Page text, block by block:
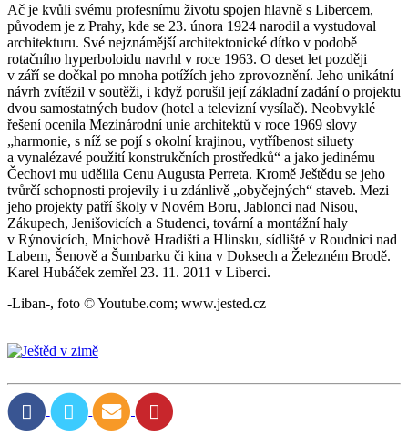
Ač je kvůli svému profesnímu životu spojen hlavně s Libercem,
původem je z Prahy, kde se 23. února 1924 narodil a vystudoval
architekturu. Své nejznámější architektonické dítko v podobě
rotačního hyperboloidu navrhl v roce 1963. O deset let později
v září se dočkal po mnoha potížích jeho zprovoznění. Jeho unikátní
návrh zvítězil v soutěži, i když porušil její základní zadání o projektu
dvou samostatných budov (hotel a televizní vysílač). Neobvyklé
řešení ocenila Mezinárodní unie architektů v roce 1969 slovy
„harmonie, s níž se pojí s okolní krajinou, vytříbenost siluety
a vynalézavé použití konstrukčních prostředků“ a jako jedinému
Čechovi mu udělila Cenu Augusta Perreta. Kromě Ještědu se jeho
tvůrčí schopnosti projevily i u zdánlivě „obyčejných“ staveb. Mezi
jeho projekty patří školy v Novém Boru, Jablonci nad Nisou,
Zákupech, Jenišovicích a Studenci, tovární a montážní haly
v Rýnovicích, Mnichově Hradišti a Hlinsku, sídliště v Roudnici nad
Labem, Šenově a Šumbarku či kina v Doksech a Železném Brodě.
Karel Hubáček zemřel 23. 11. 2011 v Liberci.
-Liban-, foto © Youtube.com; www.jested.cz